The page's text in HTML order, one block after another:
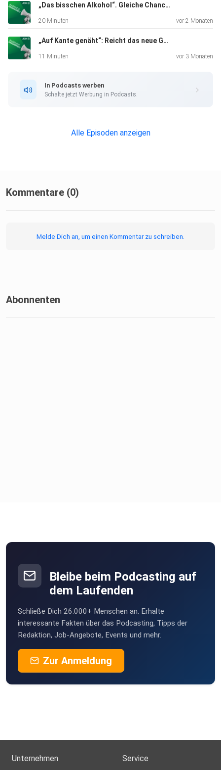
es in der Debatte um eine Zuckersteuer nicht um
zusätzliche
wirksam
gestärkt werden kann. Die Folge zeigt, dass gesunde
Entscheidungen fallen.
„Das bisschen Alkohol“. Gleiche Chancen auf Gesundheitswissen für werdende Mütter
20 Minuten vor 2 Monaten
„Auf Kante genäht“: Reicht das neue Gesetz für stabile Kassenbeiträge?
11 Minuten vor 3 Monaten
In Podcasts werben
Schalte jetzt Werbung in Podcasts.
Alle Episoden anzeigen
Kommentare (0)
Melde Dich an, um einen Kommentar zu schreiben.
Abonnenten
Bleibe beim Podcasting auf
dem Laufenden
Schließe Dich 26.000+ Menschen an. Erhalte
interessante Fakten über das Podcasting, Tipps der
Redaktion, Job-Angebote, Events und mehr.
Zur Anmeldung
Unternehmen Service